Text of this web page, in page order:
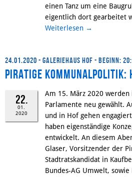
einen Tanz um eine
eigentlich dort gearbeitet
Weiterlesen →
24.01.2020 - Galeriehaus Hof - Beginn:
Piratige Kommunalpolitik:
22.
01.
2020
Am 15. März 2020
Parlamente neu gewählt.
und in Hof gehen
haben eigenständige
entwickelt. An diesem
Glaser, Vorsitzender der
Stadtratskandidat in
Bundes-AG Umwelt,